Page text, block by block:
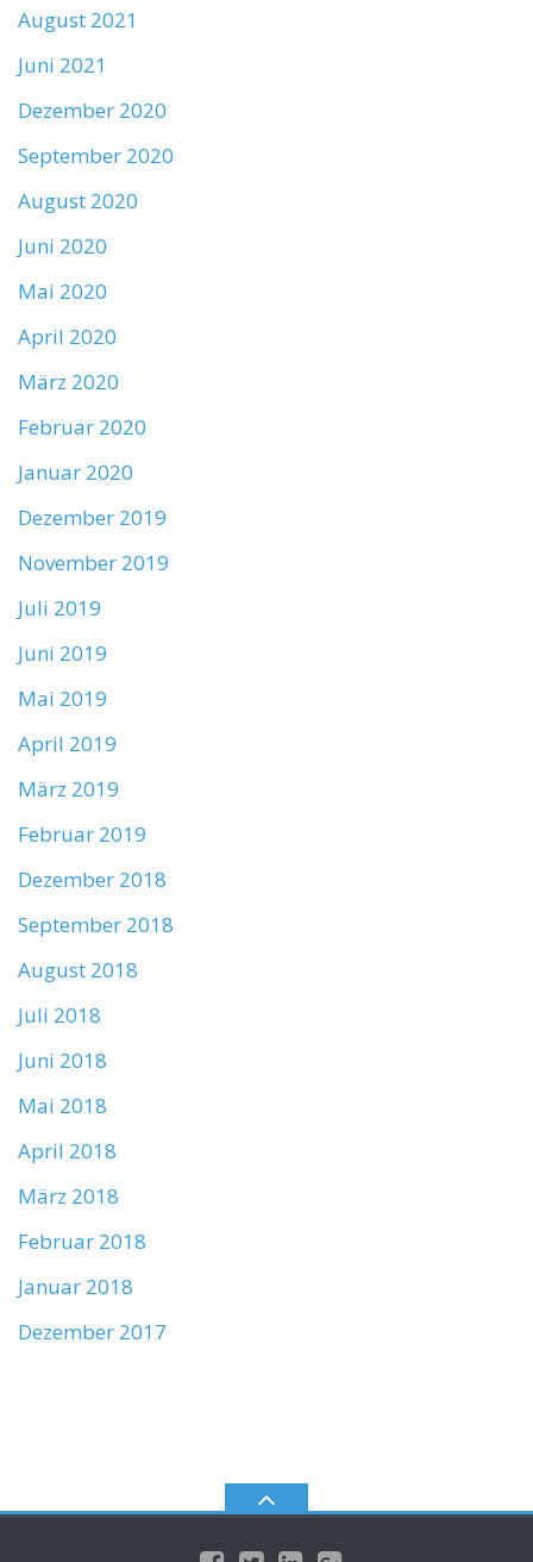
August 2021
Juni 2021
Dezember 2020
September 2020
August 2020
Juni 2020
Mai 2020
April 2020
März 2020
Februar 2020
Januar 2020
Dezember 2019
November 2019
Juli 2019
Juni 2019
Mai 2019
April 2019
März 2019
Februar 2019
Dezember 2018
September 2018
August 2018
Juli 2018
Juni 2018
Mai 2018
April 2018
März 2018
Februar 2018
Januar 2018
Dezember 2017